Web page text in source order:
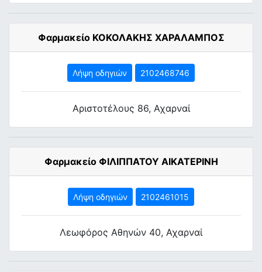
Φαρμακείο ΚΟΚΟΛΑΚΗΣ ΧΑΡΑΛΑΜΠΟΣ
Λήψη οδηγιών 2102468746
Αριστοτέλους 86, Αχαρναί
Φαρμακείο ΦΙΛΙΠΠΑΤΟΥ ΑΙΚΑΤΕΡΙΝΗ
Λήψη οδηγιών 2102461015
Λεωφόρος Αθηνών 40, Αχαρναί